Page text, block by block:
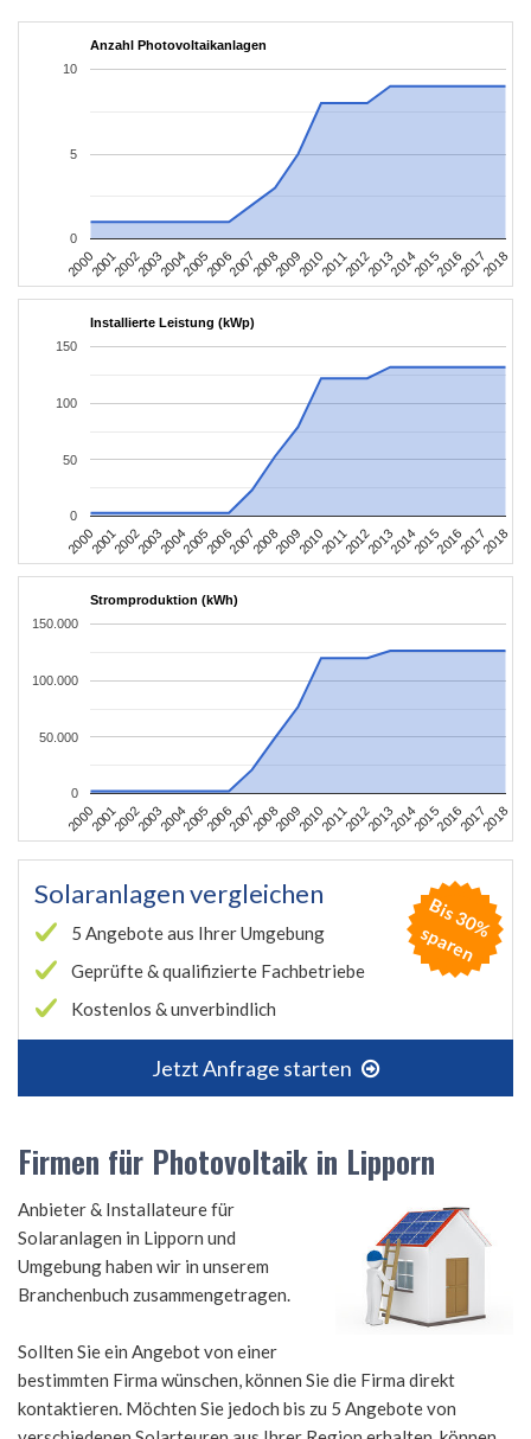
Anzahl Photovoltaikanlagen
2000200120022003200420052006200720082009201020112012201320142015201620172018
0
5
10
Installierte Leistung (kWp)
2000200120022003200420052006200720082009201020112012201320142015201620172018
0
50
100
150
Stromproduktion (kWh)
2000200120022003200420052006200720082009201020112012201320142015201620172018
0
50.000
100.000
150.000
Solaranlagen vergleichen
5 Angebote aus Ihrer Umgebung
Geprüfte & qualifizierte Fachbetriebe
Kostenlos & unverbindlich
Jetzt Anfrage starten
B
is
3
0
%
s
p
a
r
e
n
Firmen für Photovoltaik in Lipporn
Anbieter & Installateure für
Solaranlagen in Lipporn und
Umgebung haben wir in unserem
Branchenbuch zusammengetragen.
Sollten Sie ein Angebot von einer
bestimmten Firma wünschen, können Sie die Firma direkt
kontaktieren. Möchten Sie jedoch bis zu 5 Angebote von